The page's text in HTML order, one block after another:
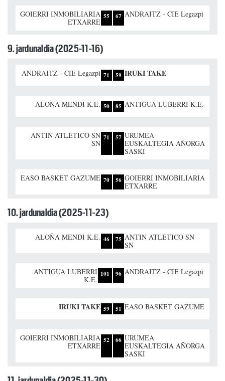
GOIERRI INMOBILIARIA
ETXARRE
55 67 ANDRAITZ - CIE Legazpi
9. jardunaldia (2025-11-16)
ANDRAITZ - CIE Legazpi 71 59 IRUKI TAKE
ALOÑA MENDI K.E. 50 85 ANTIGUA LUBERRI K.E.
ANTIN ATLETICO SN
SN
71 57 URUMEA
EUSKALTEGIA AÑORGA
SASKI
EASO BASKET GAZUME 70 56 GOIERRI INMOBILIARIA
ETXARRE
10. jardunaldia (2025-11-23)
ALOÑA MENDI K.E. 46 75 ANTIN ATLETICO SN
SN
ANTIGUA LUBERRI
K.E.
101 96 ANDRAITZ - CIE Legazpi
IRUKI TAKE 59 51 EASO BASKET GAZUME
GOIERRI INMOBILIARIA
ETXARRE
52 66 URUMEA
EUSKALTEGIA AÑORGA
SASKI